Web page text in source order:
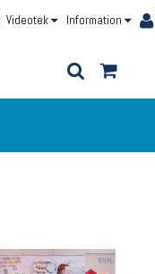
Information
Videotek